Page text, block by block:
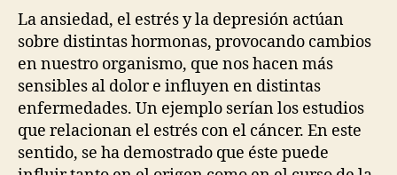
La ansiedad, el estrés y la depresión actúan
sobre distintas hormonas, provocando cambios
en nuestro organismo, que nos hacen más
sensibles al dolor e influyen en distintas
enfermedades. Un ejemplo serían los estudios
que relacionan el estrés con el cáncer. En este
sentido, se ha demostrado que éste puede